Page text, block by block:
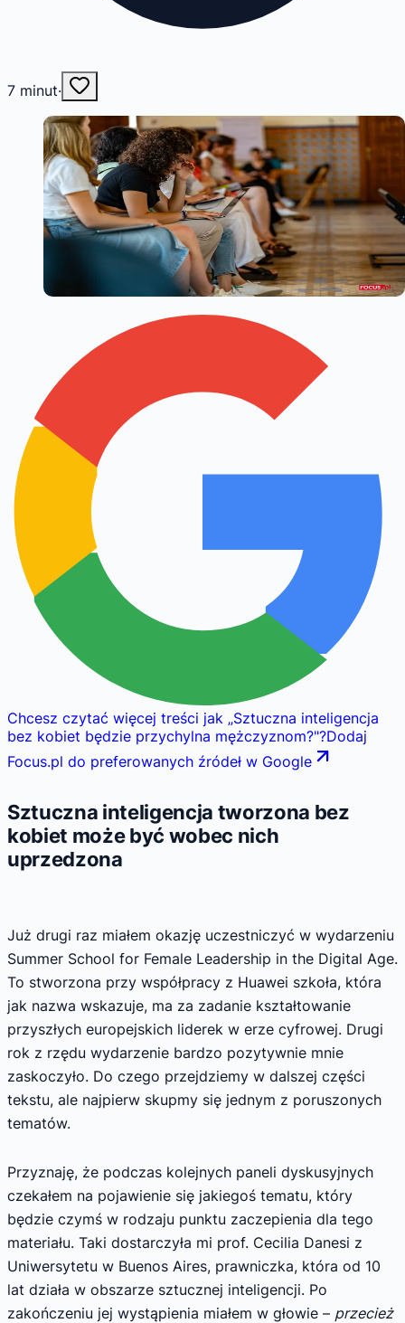
7 minut·
Chcesz czytać więcej treści jak „Sztuczna inteligencja
bez kobiet będzie przychylna mężczyznom?"?Dodaj
Focus.pl do preferowanych źródeł w Google
Sztuczna inteligencja tworzona bez
kobiet może być wobec nich
uprzedzona
Już drugi raz miałem okazję uczestniczyć w wydarzeniu
Summer School for Female Leadership in the Digital Age.
To stworzona przy współpracy z Huawei szkoła, która
jak nazwa wskazuje, ma za zadanie kształtowanie
przyszłych europejskich liderek w erze cyfrowej. Drugi
rok z rzędu wydarzenie bardzo pozytywnie mnie
zaskoczyło. Do czego przejdziemy w dalszej części
tekstu, ale najpierw skupmy się jednym z poruszonych
tematów.
Przyznaję, że podczas kolejnych paneli dyskusyjnych
czekałem na pojawienie się jakiegoś tematu, który
będzie czymś w rodzaju punktu zaczepienia dla tego
materiału. Taki dostarczyła mi prof. Cecilia Danesi z
Uniwersytetu w Buenos Aires, prawniczka, która od 10
lat działa w obszarze sztucznej inteligencji. Po
zakończeniu jej wystąpienia miałem w głowie – przecież